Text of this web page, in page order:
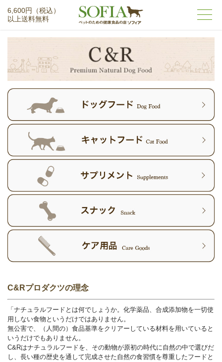
6,600円（税込）
以上送料無料
C&Rプロダクツの理念
「ナチュラルフードとは何でしょうか。化学薬品、合成添加物を一切使
用しない食物というだけではありません。
無公害で、（人間の）食品基準をクリアーしている材料を用いていると
いうだけでもありません。
C&Rはナチュラルフードを、その動物が原初の時代に自然の中で選びだ
し、長い種の歴史を通して完成させた自然の食習慣を尊重したフードと